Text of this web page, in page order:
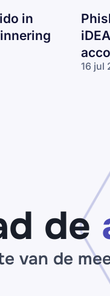
in
16 jul
vóór
de
van de